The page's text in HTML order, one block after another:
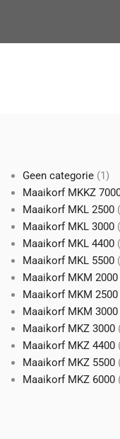
Geen categorie 11
Maaikorf MKKZ
Maaikorf MKL 2500
Maaikorf MKL 3000
Maaikorf MKL 4400
Maaikorf MKL 5500
Maaikorf MKM 2000
Maaikorf MKM 2500
Maaikorf MKM 3000
Maaikorf MKZ 3000
Maaikorf MKZ 4400
Maaikorf MKZ 5500
Maaikorf MKZ 6000